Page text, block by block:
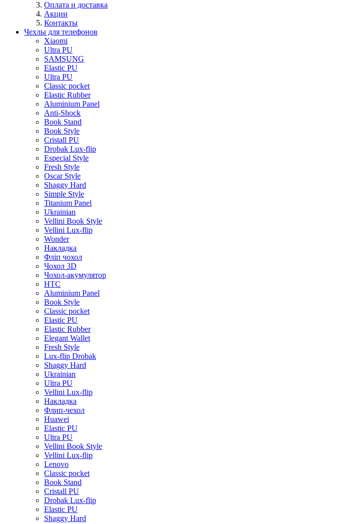
Оплата и доставка
Акции
Контакты
Чехлы для телефонов
Xiaomi
Ultra PU
SAMSUNG
Elastic PU
Ultra PU
Classic pocket
Elastic Rubber
Aluminium Panel
Anti-Shock
Book Stand
Book Style
Cristall PU
Drobak Lux-flip
Especial Style
Fresh Style
Oscar Style
Shaggy Hard
Simple Style
Titanium Panel
Ukrainian
Vellini Book Style
Vellini Lux-flip
Wonder
Накладка
Фліп чохол
Чохол 3D
Чохол-акумулятор
HTC
Aluminium Panel
Book Style
Classic pocket
Elastic PU
Elastic Rubber
Elegant Wallet
Fresh Style
Lux-flip Drobak
Shaggy Hard
Ukrainian
Ultra PU
Vellini Lux-flip
Накладка
Флип-чехол
Huawei
Elastic PU
Ultra PU
Vellini Book Style
Vellini Lux-flip
Lenovo
Classic pocket
Book Stand
Cristall PU
Drobak Lux-flip
Elastic PU
Shaggy Hard